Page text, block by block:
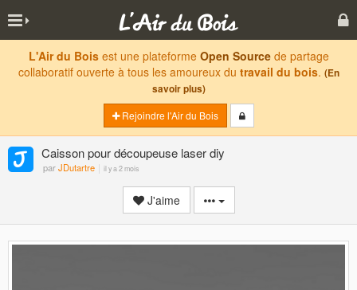
L'Air du Boisest une plateforme Open Sourcede partage
collaboratif ouverte à tous les amoureux du travail du bois. (En
savoir plus)
Rejoindre l'Air du Bois
Caisson pour découpeuse laser diy
parJDutartre il y a 2 mois
J'aime